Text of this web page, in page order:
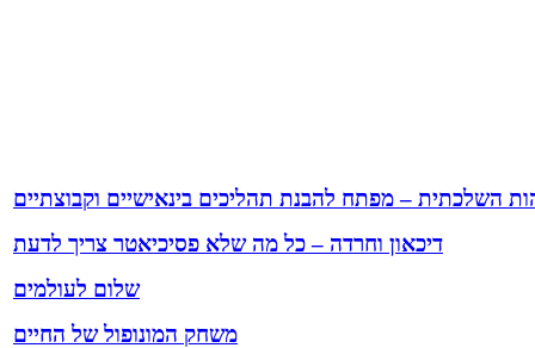
השלכתית – מפתח להבנת תהליכים בינאישיים וקבוצתיים
דיכאון וחרדה – כל מה שלא פסיכיאטר צריך לדעת
שלום לעולמים
משחק המונופול של החיים